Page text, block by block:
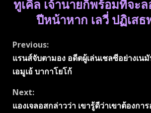
ทูเคิล เจ้านายก็พร้อมที่จะ
ปีหน้าหาก เลวี่ ปฏิเสธ
Continue
Reading
Previous:
แรนส์จับตามอง อดีตผู้เล่นเชลซีอย่างเน
เอมูเอ้ บากาโยโก้
Next:
แองเจลอสกล่าวว่า เขารู้ดีว่าเขาต้องกา